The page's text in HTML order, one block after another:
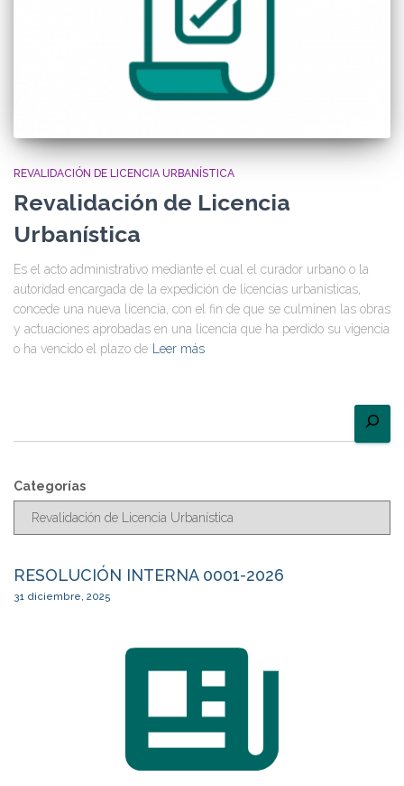
REVALIDACIÓN DE LICENCIA URBANÍSTICA
Revalidación de Licencia
Urbanística
Es el acto administrativo mediante el cual el curador urbano o la
autoridad encargada de la expedición de licencias urbanísticas,
concede una nueva licencia, con el fin de que se culminen las obras
y actuaciones aprobadas en una licencia que ha perdido su vigencia
o ha vencido el plazo de
Leer más
Categorías
RESOLUCIÓN INTERNA 0001-2026
31 diciembre, 2025